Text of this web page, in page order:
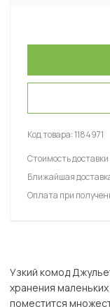
Код товара:1184971
Стоимость
Ближайшая
Оплата при
Узкий комод
хранения
поместится